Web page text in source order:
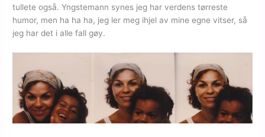
tullete også. Yngstemann synes jeg har verdens tørreste
humor, men ha ha ha, jeg ler meg ihjel av mine egne vitser, så
jeg har det i alle fall gøy.